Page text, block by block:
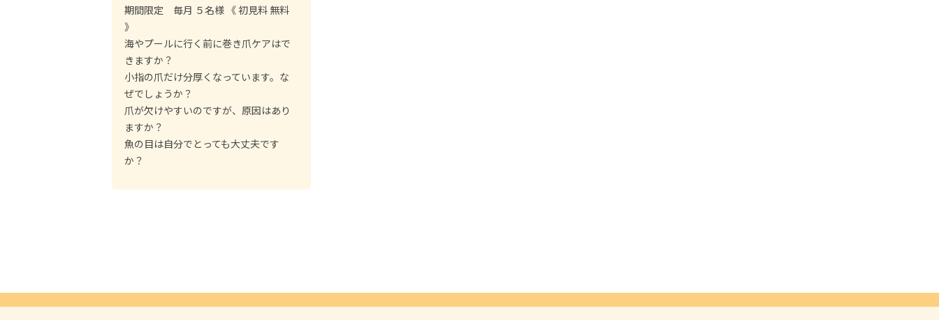
索
:
期間限定 毎月 ５名様 《 初見料 無料
》
海やプールに行く前に巻き爪ケアはで
きますか？
小指の爪だけ分厚くなっています。な
ぜでしょうか？
爪が欠けやすいのですが、原因はあり
ますか？
魚の目は自分でとっても大丈夫です
か？